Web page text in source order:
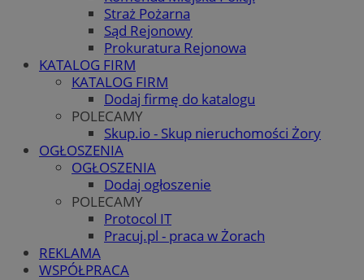
Straż Pożarna
Sąd Rejonowy
Prokuratura Rejonowa
KATALOG FIRM
KATALOG FIRM
Dodaj firmę do katalogu
POLECAMY
Skup.io - Skup nieruchomości Żory
OGŁOSZENIA
OGŁOSZENIA
Dodaj ogłoszenie
POLECAMY
Protocol IT
Pracuj.pl - praca w Żorach
REKLAMA
WSPÓŁPRACA